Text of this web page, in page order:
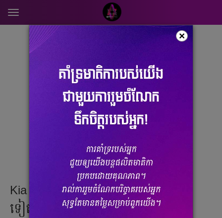
Toggle
navigation
Kia ចេញឡានថ្មី ឌីហ្សាញខុសប្លែកពីគេ
ទៀតហើយ
×